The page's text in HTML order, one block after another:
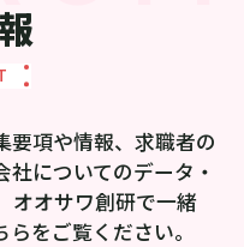
要項や情報、求職者の
についてのデータ・
オオサワ創研で一緒
をご覧ください。